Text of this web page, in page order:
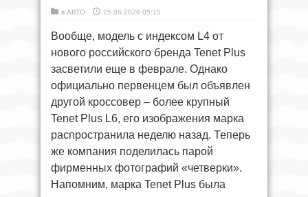
в АВТО 25.06.2026 05:15
Вообще, модель с индексом L4 от
нового российского бренда Tenet Plus
засветили еще в феврале. Однако
официально первенцем был объявлен
другой кроссовер – более крупный
Tenet Plus L6, его изображения марка
распространила неделю назад. Теперь
же компания поделилась парой
фирменных фотографий «четверки».
Напомним, марка Tenet Plus была